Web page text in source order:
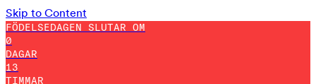
Skip to Content
FÖDELSEDAGEN SLUTAR OM
0
DAGAR
13
TIMMAR